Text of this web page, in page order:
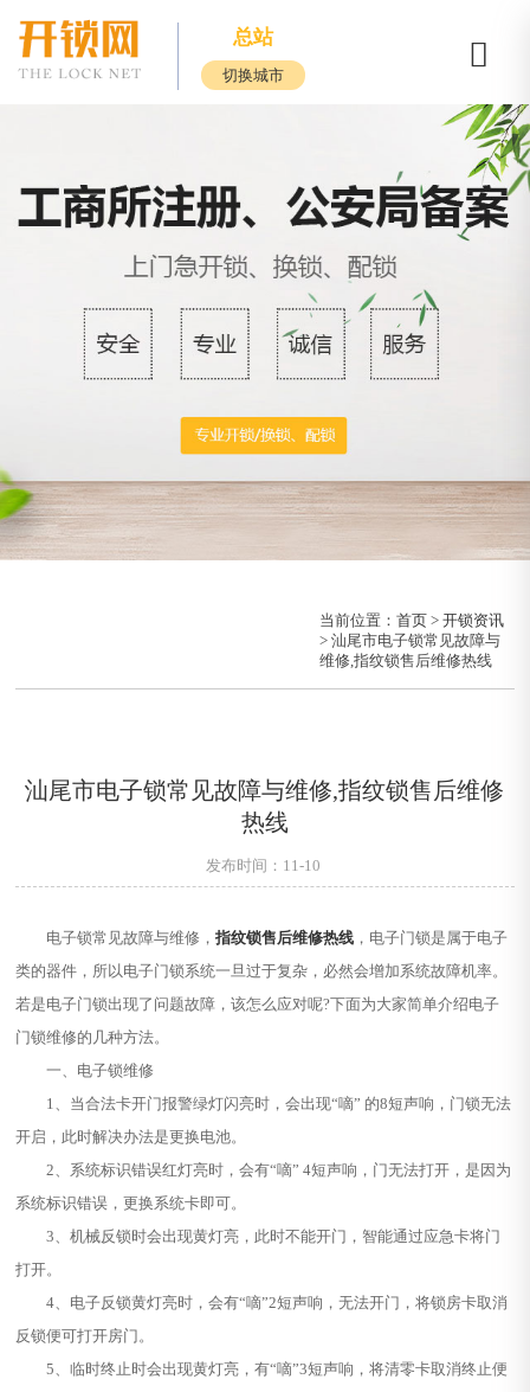
总站
切换城市
当前位置：首页 >开锁资讯
> 汕尾市电子锁常见故障与
维修,指纹锁售后维修热线
汕尾市电子锁常见故障与维修,指纹锁售后维修
热线
发布时间：11-10
电子锁常见故障与维修，指纹锁售后维修热线 ，电子门锁是属于电子
类的器件，所以电子门锁系统一旦过于复杂，必然会增加系统故障机率。
若是电子门锁出现了问题故障，该怎么应对呢?下面为大家简单介绍电子
门锁维修的几种方法。
一、电子锁维修
1、当合法卡开门报警绿灯闪亮时，会出现“嘀” 的8短声响，门锁无法
开启，此时解决办法是更换电池。
2、系统标识错误红灯亮时，会有“嘀” 4短声响，门无法打开，是因为
系统标识错误，更换系统卡即可。
3、机械反锁时会出现黄灯亮，此时不能开门，智能通过应急卡将门
打开。
4、电子反锁黄灯亮时，会有“嘀”2短声响，无法开门，将锁房卡取消
反锁便可打开房门。
5、临时终止时会出现黄灯亮，有“嘀”3短声响，将清零卡取消终止便